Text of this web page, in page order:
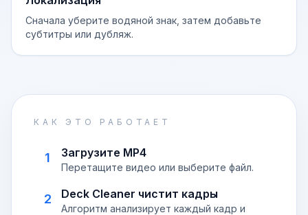
Сначала уберите водяной знак, затем добавьте
субтитры или дубляж.
КАК ЭТО РАБОТАЕТ
1 Загрузите MP4
Перетащите видео или выберите файл.
2 Deck Cleaner чистит кадры
Алгоритм анализирует каждый кадр и